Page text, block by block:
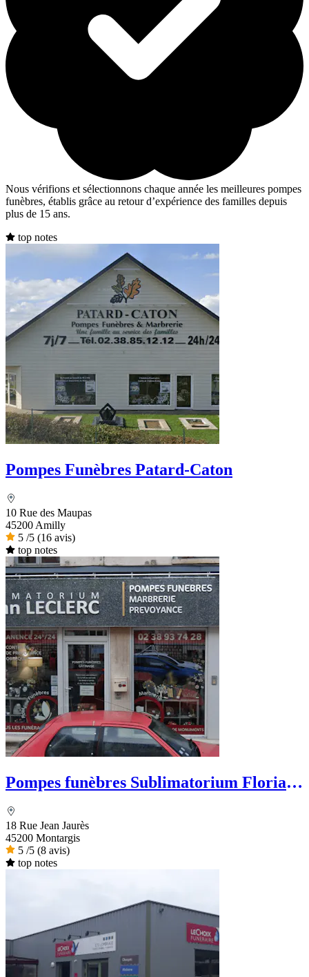
Nous vérifions et sélectionnons chaque année les meilleures pompes
funèbres, établis grâce au retour d’expérience des familles depuis
plus de 15 ans.
top notes
Pompes Funèbres Patard-Caton
10 Rue des Maupas
45200 Amilly
5 /5 (16 avis)
top notes
Pompes funèbres Sublimatorium Florian
18 Rue Jean Jaurès
45200 Montargis
5 /5 (8 avis)
top notes